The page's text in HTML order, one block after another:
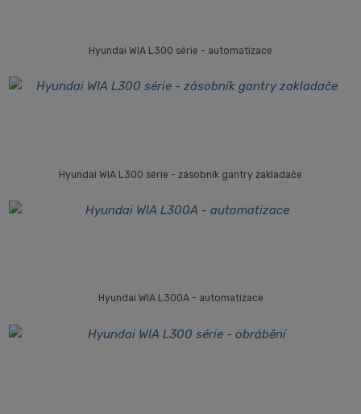
Hyundai WIA L300 série - automatizace
Hyundai WIA L300 série - zásobník gantry zakladače
Hyundai WIA L300A - automatizace